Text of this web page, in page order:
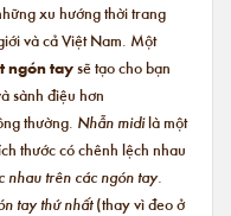
xu hướng thời trang
và cả Việt Nam. Một
ngón taysẽ tạo cho bạn
sành điệu hơn
thường. Nhẫn midilà một
thước có chênh lệch nhau
nhau trên các ngón tay.
tay thứ nhất(thay vì đeo ở